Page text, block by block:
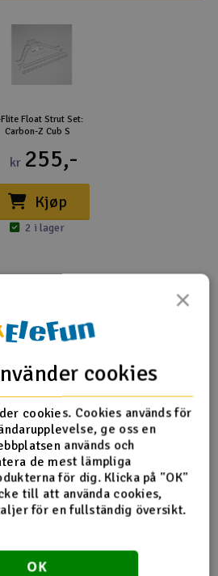
och tillbehör
Float Strut Set:
Carbon-Z Cub S
kr 255,-
Kjøp
2 i lager
om denna produkt ännu.
feedback
×
cookies
cookies. Cookies används för
ge oss en
används och
de mest lämpliga
för dig. Klicka på "OK"
till att använda cookies,
för en fullständig översikt.
OK